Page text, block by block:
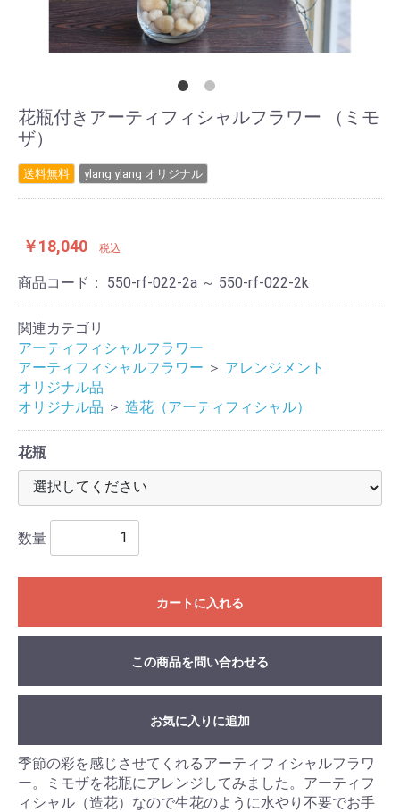
花瓶付きアーティフィシャルフラワー （ミモ
ザ）
送料無料 ylang ylang オリジナル
￥18,040 税込
商品コード： 550-rf-022-2a ～ 550-rf-022-2k
関連カテゴリ
アーティフィシャルフラワー
アーティフィシャルフラワー ＞ アレンジメント
オリジナル品
オリジナル品 ＞ 造花（アーティフィシャル）
花瓶
数量
カートに入れる
この商品を問い合わせる
お気に入りに追加
季節の彩を感じさせてくれるアーティフィシャルフラワ
ー。ミモザを花瓶にアレンジしてみました。アーティフ
ィシャル（造花）なので生花のように水やり不要でお手